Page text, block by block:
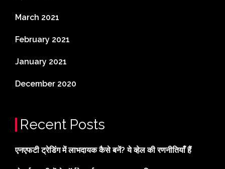
March 2021
February 2021
January 2021
December 2020
Recent Posts
एनएफटी ट्रेडिंग में लाभदायक कैसे बनें? ये व्हेल की रणनीतियाँ हैं